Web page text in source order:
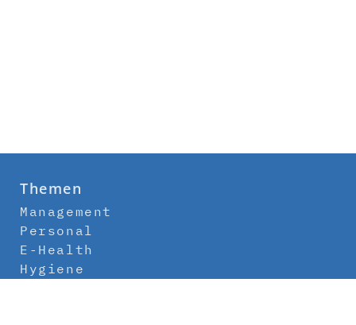
Themen
Management
Personal
E-Health
Hygiene